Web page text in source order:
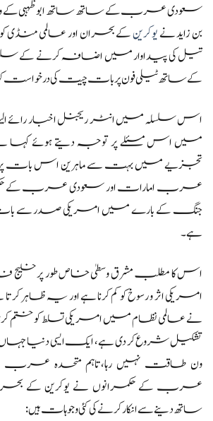
سعودی عرب کے ساتھ ساتھ ابوظہبی کے
بن زاید نےیوکرینکے بحران اور عالمی منڈی
تیل کی پیداوار میں اضافہ کرنے کے
کے ساتھ ٹیلی فون پر بات چیت کی درخواست کو
اس سلسلہ میں انٹر ریجنل اخبار رائے
میں اس مسئلے پر توجہ دیتے ہوئے
تجزیے میں بہت سے ماہرین اس بات پر
عرب امارات اور سعودی عرب کے
جنگ کے بارے میں امریکی صدر سے بات
ہے۔
اس کا مطلب مشرق وسطیٰ خاص طور پر
امریکی اثر و رسوخ کو کم کرنا ہے اور یہ ظاہر
نے عالمی نظام میں امریکی تسلط کو ختم کرنا
تشکیل شروع کر دی ہے، ایک ایسی دنیا
ون طاقت نہیں رہا،تاہم متحدہ عرب
عرب کے حکمرانوں نے یوکرین کے
ساتھ دینے سے انکار کرنے کی کئی وجوہات ہیں: